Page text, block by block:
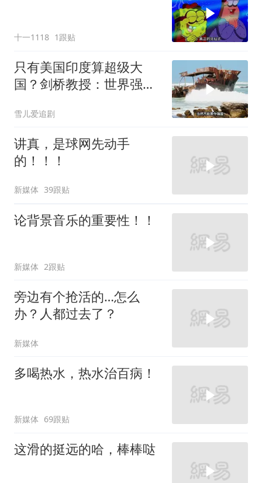
十一1118 1跟贴
只有美国印度算超级大
国？剑桥教授：世界强国
雪儿爱追剧
讲真，是球网先动手
的！！！
新媒体 39跟贴
论背景音乐的重要性！！
新媒体 2跟贴
旁边有个抢活的…怎么
办？人都过去了？
新媒体
多喝热水，热水治百病！
新媒体 69跟贴
这滑的挺远的哈，棒棒哒